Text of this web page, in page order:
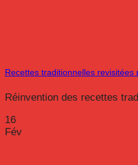
Recettes traditionnelles revisitées
Réinvention des recettes
16
Fév